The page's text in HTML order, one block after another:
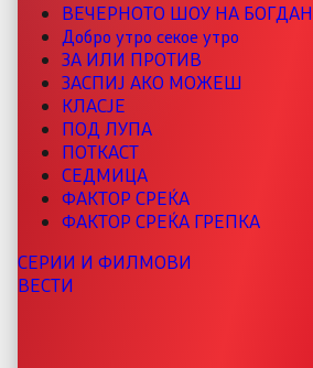
ВЕЧЕРНОТО ШОУ НА БОГДАН
Добро утро секое утро
ЗА ИЛИ ПРОТИВ
ЗАСПИЈ АКО МОЖЕШ
КЛАСЈЕ
ПОД ЛУПА
ПОТКАСТ
СЕДМИЦА
ФАКТОР СРЕЌА
ФАКТОР СРЕЌА ГРЕПКА
СЕРИИ И ФИЛМОВИ
ВЕСТИ